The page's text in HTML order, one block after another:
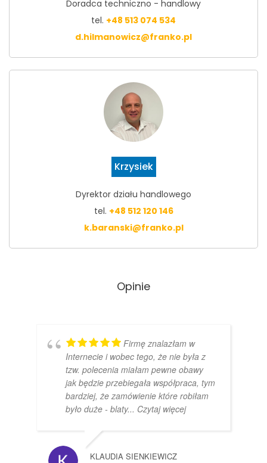
Doradca techniczno - handlowy
tel. +48 513 074 534
d.hilmanowicz@franko.pl
Krzysiek
Dyrektor działu handlowego
tel. +48 512 120 146
k.baranski@franko.pl
Opinie
Firmę znalazłam w
Internecie i wobec tego, że nie była z
tzw. polecenia miałam pewne obawy
jak będzie przebiegała współpraca, tym
bardziej, że zamówienie które robiłam
było duże - blaty... Czytaj więcej
KLAUDIA SIENKIEWICZ